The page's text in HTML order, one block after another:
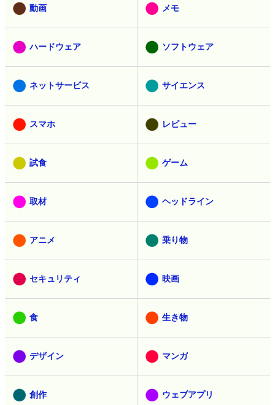
動画 メモ
ハードウェア ソフトウェア
ネットサービス サイエンス
スマホ レビュー
試食 ゲーム
取材 ヘッドライン
アニメ 乗り物
セキュリティ 映画
食 生き物
デザイン マンガ
創作 ウェブアプリ